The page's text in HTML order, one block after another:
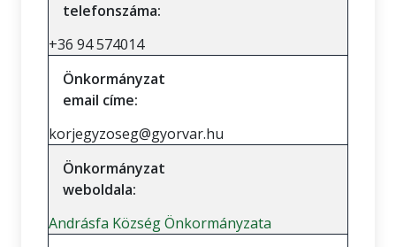
telefonszáma:
+36 94 574014
Önkormányzat
email címe:
korjegyzoseg@gyorvar.hu
Önkormányzat
weboldala:
Andrásfa Község Önkormányzata